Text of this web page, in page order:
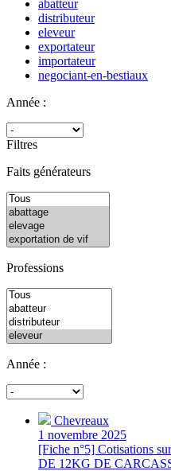
abatteur
distributeur
eleveur
exportateur
importateur
negociant-en-bestiaux
Année :
Filtres
Faits générateurs
Professions
Année :
Chevreaux
1 novembre 2025
[Fiche n°5] Cotisations
DE 12KG DE